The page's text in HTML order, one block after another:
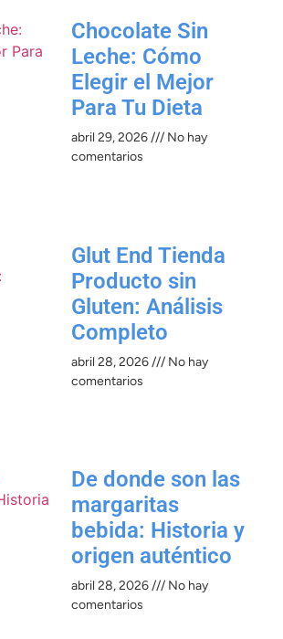
Chocolate Sin
Leche: Cómo
Elegir el Mejor
Para Tu Dieta
abril 29, 2026
No hay
comentarios
Glut End Tienda
Producto sin
Gluten: Análisis
Completo
abril 28, 2026
No hay
comentarios
De donde son las
margaritas
bebida: Historia y
origen auténtico
abril 28, 2026
No hay
comentarios